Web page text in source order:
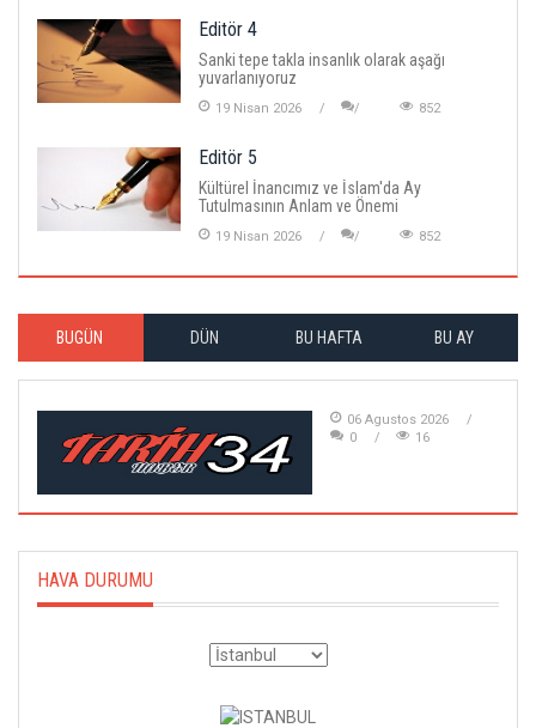
Editör 4
Sanki tepe takla insanlık olarak aşağı
yuvarlanıyoruz
19 Nisan 2026 852
Editör 5
Kültürel İnancımız ve İslam'da Ay
Tutulmasının Anlam ve Önemi
19 Nisan 2026 852
BUGÜN DÜN BU HAFTA BU AY
06 Agustos 2026
0
16
HAVA DURUMU